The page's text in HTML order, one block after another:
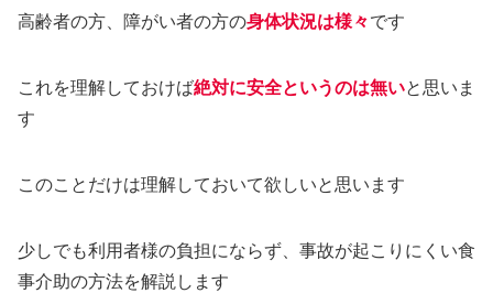
高齢者の方、障がい者の方の身体状況は様々です
これを理解しておけば絶対に安全というのは無いと思いま
す
このことだけは理解しておいて欲しいと思います
少しでも利用者様の負担にならず、事故が起こりにくい食
事介助の方法を解説します